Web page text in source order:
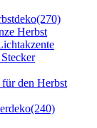
(270)
Herbst
den Herbst
(240)